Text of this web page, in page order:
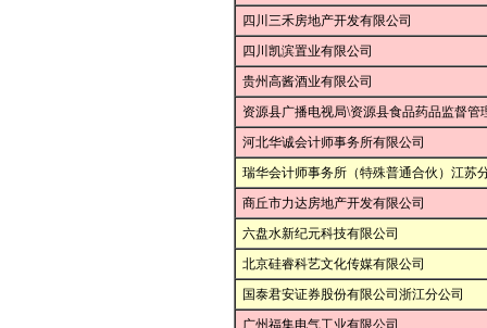
四川三禾房地产开发有限公司
四川凯滨置业有限公司
贵州高酱酒业有限公司
资源县广播电视局\资源县食品药品监督管
河北华诚会计师事务所有限公司
瑞华会计师事务所（特殊普通合伙）江苏
商丘市力达房地产开发有限公司
六盘水新纪元科技有限公司
北京硅睿科艺文化传媒有限公司
国泰君安证券股份有限公司浙江分公司
广州福集电气工业有限公司